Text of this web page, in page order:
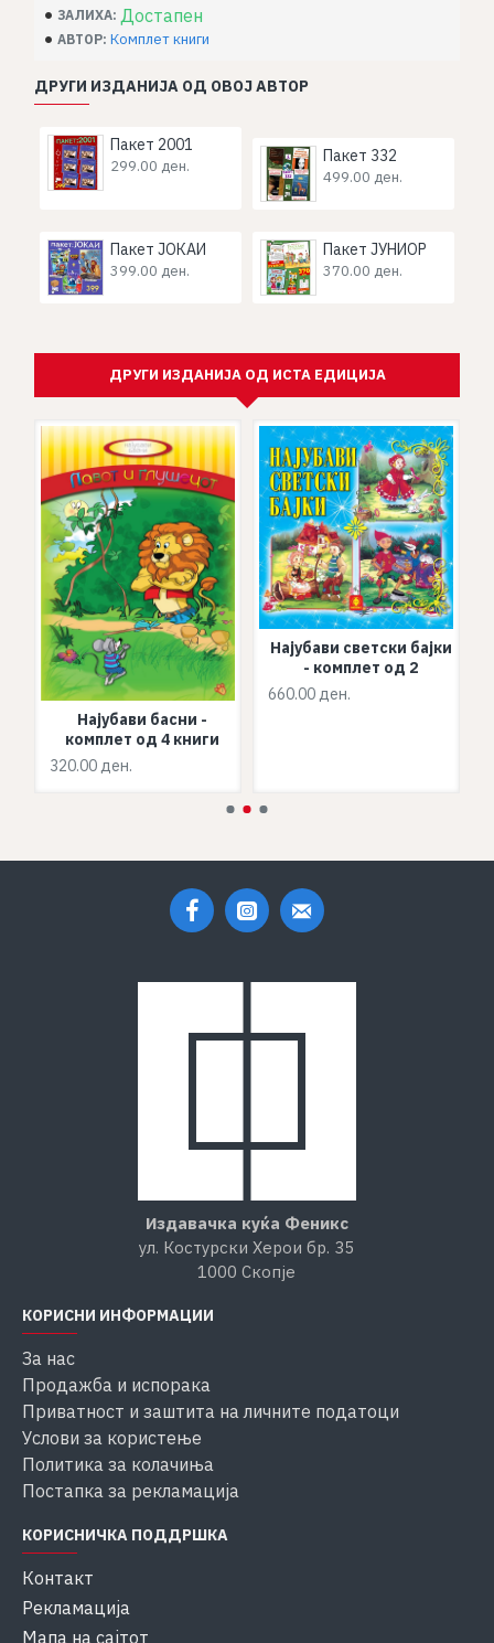
ЗАЛИХА: Достапен
АВТОР: Комплет книги
ДРУГИ ИЗДАНИЈА ОД ОВОЈ АВТОР
Пакет 2001
299.00 ден.
Пакет 332
499.00 ден.
Пакет ЈОКАИ
399.00 ден.
Пакет ЈУНИОР
370.00 ден.
ДРУГИ ИЗДАНИЈА ОД ИСТА ЕДИЦИЈА
Најубави басни -
комплет од 4 книги
320.00 ден.
Најубави светски бајки
- комплет од 2
660.00 ден.
Издавачка куќа Феникс
ул. Костурски Херои бр. 35
1000 Скопје
КОРИСНИ ИНФОРМАЦИИ
За нас
Продажба и испорака
Приватност и заштита на личните податоци
Услови за користење
Политика за колачиња
Постапка за рекламација
КОРИСНИЧКА ПОДДРШКА
Контакт
Рекламација
Мапа на сајтот